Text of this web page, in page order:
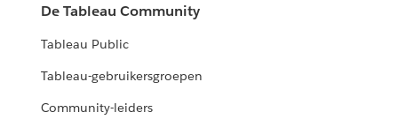
De Tableau Community
Tableau Public
Tableau-gebruikersgroepen
Community-leiders